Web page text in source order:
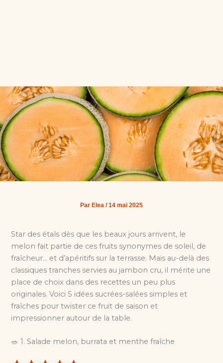
Par Elea /14 mai 2025
Star des étals dès que les beaux jours arrivent, le
melon fait partie de ces fruits synonymes de soleil, de
fraîcheur… et d’apéritifs sur la terrasse. Mais au-delà des
classiques tranches servies au jambon cru, il mérite une
place de choix dans des recettes un peu plus
originales. Voici 5 idées sucrées-salées simples et
fraîches pour twister ce fruit de saison et
impressionner autour de la table.
🥗 1. Salade melon, burrata et menthe fraîche
⭐ ⭐